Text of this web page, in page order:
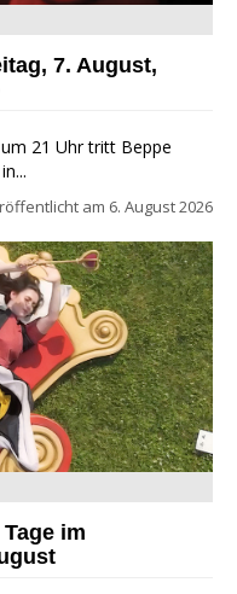
Jazz Festival
7. August,
21 Uhr tritt Beppe
am 6. August 2026
im